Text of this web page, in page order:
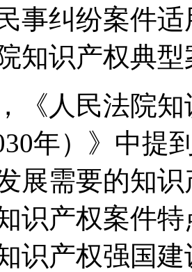
事纠纷案件
知识产权典型
人民法院知
年）》中
展需要的知
识产权案件
识产权强国